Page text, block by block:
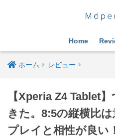
Home
ホーム レビュー
【Xperia Z4 Tablet
きた。8:5の縦横比
プレイと相性が良い！